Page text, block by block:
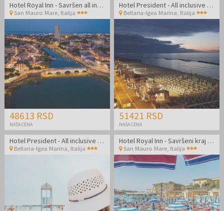
Hotel Royal Inn - Savršen all inclusive light kraj leta odmah pored plaže
San Mauro Mare, Italija
48613 RSD
NAŠA CENA
Hotel President - All inclusive light odmor uz plažu
Bellaria-Igea Marina, Italija
51421 RSD
NAŠA CENA
Hotel President - All inclusive light odmor odmah pored plaže
Bellaria-Igea Marina, Italija
Hotel Royal Inn - Savršeni kraj leta odmah pored plaže u Italiji
San Mauro Mare, Italija